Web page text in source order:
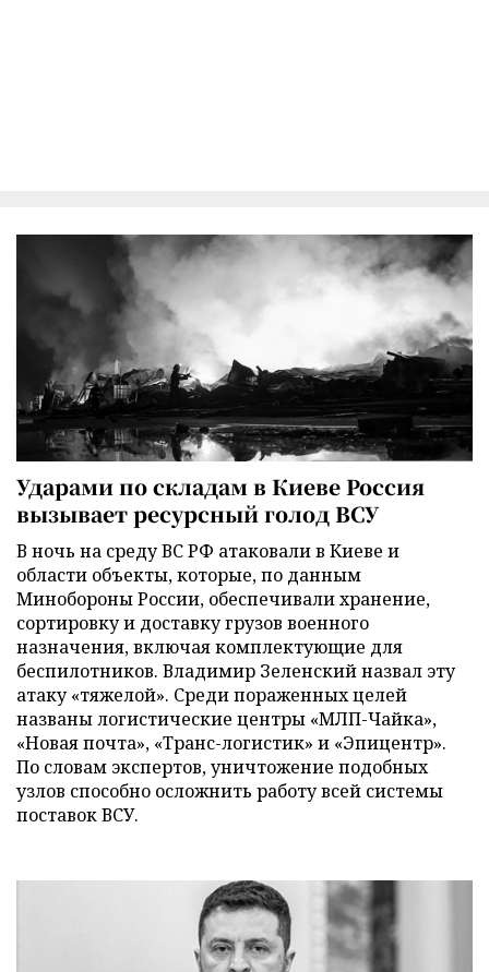
Ударами по складам в Киеве Россия
вызывает ресурсный голод ВСУ
В ночь на среду ВС РФ атаковали в Киеве и
области объекты, которые, по данным
Минобороны России, обеспечивали хранение,
сортировку и доставку грузов военного
назначения, включая комплектующие для
беспилотников. Владимир Зеленский назвал эту
атаку «тяжелой». Среди пораженных целей
названы логистические центры «МЛП-Чайка»,
«Новая почта», «Транс-логистик» и «Эпицентр».
По словам экспертов, уничтожение подобных
узлов способно осложнить работу всей системы
поставок ВСУ.